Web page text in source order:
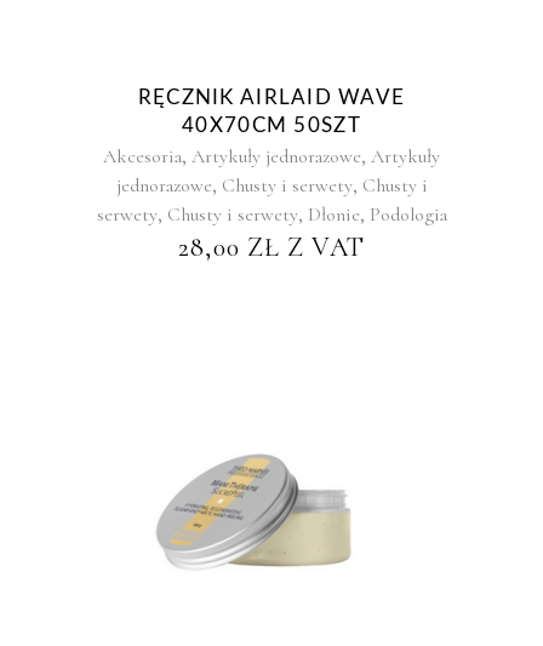
RĘCZNIK AIRLAID WAVE
40X70CM 50SZT
Akcesoria, Artykuły jednorazowe, Artykuły
jednorazowe, Chusty i serwety, Chusty i
serwety, Chusty i serwety, Dłonie, Podologia
28,00 ZŁ Z VAT